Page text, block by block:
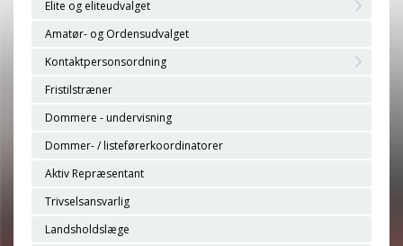
Elite og eliteudvalget
Amatør- og Ordensudvalget
Kontaktpersonsordning
Fristilstræner
Dommere - undervisning
Dommer- / listeførerkoordinatorer
Aktiv Repræsentant
Trivselsansvarlig
Landsholdslæge